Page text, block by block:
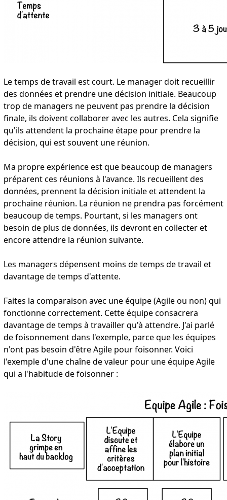
Le temps de travail est court. Le manager doit recueillir
des données et prendre une décision initiale. Beaucoup
trop de managers ne peuvent pas prendre la décision
finale, ils doivent collaborer avec les autres. Cela signifie
qu'ils attendent la prochaine étape pour prendre la
décision, qui est souvent une réunion.
Ma propre expérience est que beaucoup de managers
préparent ces réunions à l'avance. Ils recueillent des
données, prennent la décision initiale et attendent la
prochaine réunion. La réunion ne prendra pas forcément
beaucoup de temps. Pourtant, si les managers ont
besoin de plus de données, ils devront en collecter et
encore attendre la réunion suivante.
Les managers dépensent moins de temps de travail et
davantage de temps d'attente.
Faites la comparaison avec une équipe (Agile ou non) qui
fonctionne correctement. Cette équipe consacrera
davantage de temps à travailler qu'à attendre. J'ai parlé
de foisonnement dans l'exemple, parce que les équipes
n'ont pas besoin d'être Agile pour foisonner. Voici
l'exemple d'une chaîne de valeur pour une équipe Agile
qui a l'habitude de foisonner :